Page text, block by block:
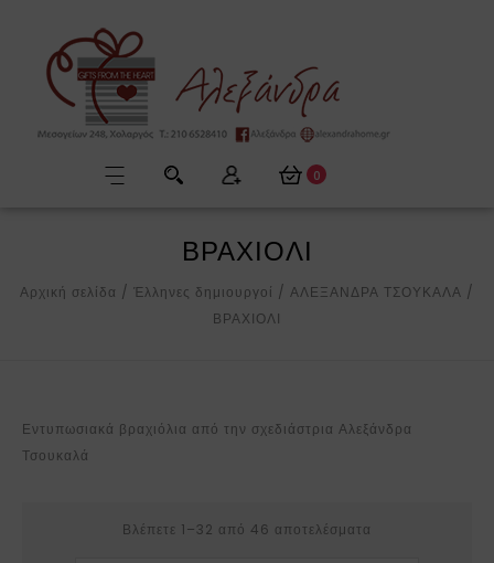
0
ΒΡΑΧΙΟΛΙ
Αρχική σελίδα / Έλληνες δημιουργοί / ΑΛΕΞΑΝΔΡΑ ΤΣΟΥΚΑΛΑ /
ΒΡΑΧΙΟΛΙ
Εντυπωσιακά βραχιόλια από την σχεδιάστρια Αλεξάνδρα
Τσουκαλά
Βλέπετε 1–32 από 46 αποτελέσματα